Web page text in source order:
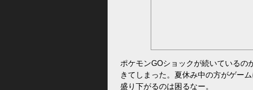
ポケモンGOショックが続いている
きてしまった。夏休み中の方がゲー
盛り下がるのは困るなー。